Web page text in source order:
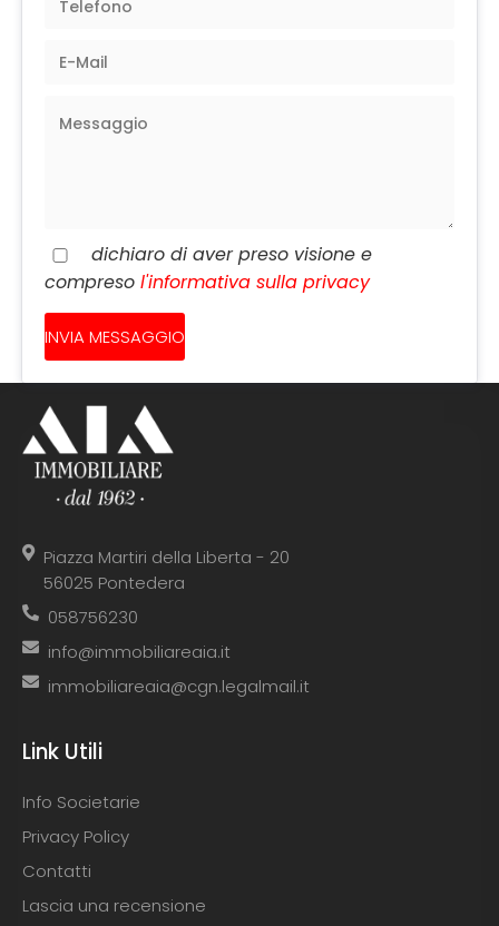
dichiaro di aver preso visione e
compreso l'informativa sulla privacy
Piazza Martiri della Liberta - 20
56025 Pontedera
058756230
info@immobiliareaia.it
immobiliareaia@cgn.legalmail.it
Link Utili
Info Societarie
Privacy Policy
Contatti
Lascia una recensione